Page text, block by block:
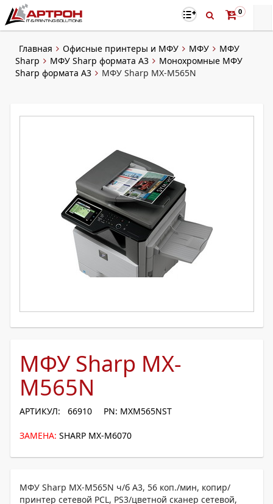
0
Главная Офисные принтеры и МФУ МФУ
МФУ
Sharp
МФУ Sharp формата A3
Монохромные МФУ
Sharp формата А3
МФУ Sharp MX-M565N
МФУ Sharp MX-
M565N
АРТИКУЛ: 66910 PN: MXM565NST
ЗАМЕНА: SHARP MX-M6070
МФУ Sharp MX-M565N ч/б А3, 56 коп./мин, копир/
принтер сетевой PCL, PS3/цветной сканер сетевой,